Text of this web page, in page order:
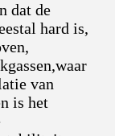
dat de
hard is,
van
is het